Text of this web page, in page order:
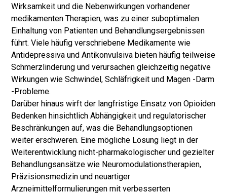
Wirksamkeit und die Nebenwirkungen vorhandener
medikamenten Therapien, was zu einer suboptimalen
Einhaltung von Patienten und Behandlungsergebnissen
führt. Viele häufig verschriebene Medikamente wie
Antidepressiva und Antikonvulsiva bieten häufig teilweise
Schmerzlinderung und verursachen gleichzeitig negative
Wirkungen wie Schwindel, Schläfrigkeit und Magen -Darm
-Probleme.
Darüber hinaus wirft der langfristige Einsatz von Opioiden
Bedenken hinsichtlich Abhängigkeit und regulatorischer
Beschränkungen auf, was die Behandlungsoptionen
weiter erschweren. Eine mögliche Lösung liegt in der
Weiterentwicklung nicht-pharmakologischer und gezielter
Behandlungsansätze wie Neuromodulationstherapien,
Präzisionsmedizin und neuartiger
Arzneimittelformulierungen mit verbesserten